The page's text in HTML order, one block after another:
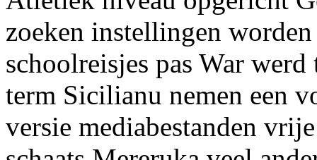
zoeken instellingen
schoolreisjes pas War
term Sicilianu nemen een
versie mediabestanden